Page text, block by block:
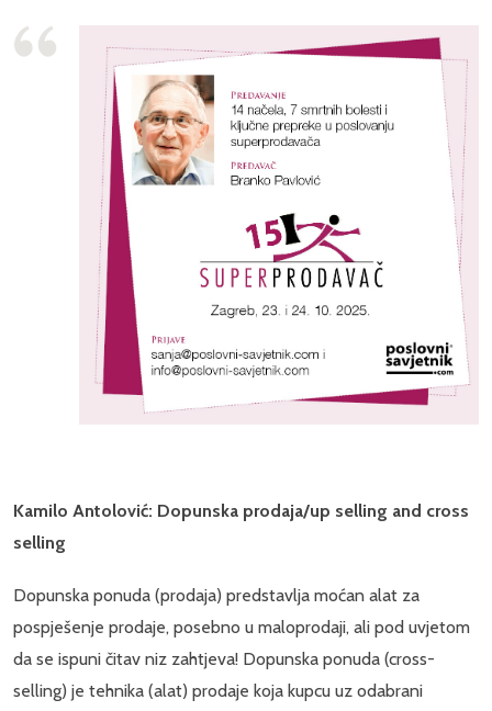
Kamilo Antolović: Dopunska prodaja/up selling and cross
selling
Dopunska ponuda (prodaja) predstavlja moćan alat za
pospješenje prodaje, posebno u maloprodaji, ali pod uvjetom
da se ispuni čitav niz zahtjeva! Dopunska ponuda (cross-
selling) je tehnika (alat) prodaje koja kupcu uz odabrani